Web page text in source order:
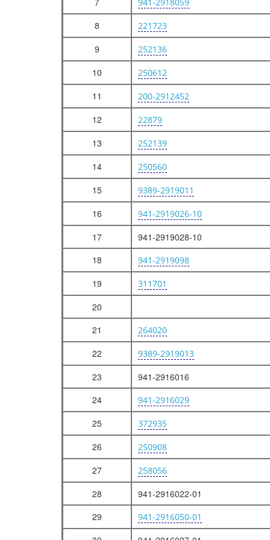
ПРИВОД СТОЯНОЧНОГО ТОРМОЗА
КАМЕРА ТОРМОЗНАЯ
ЭЛЕКТРООБОРУДОВАНИЕ
ЭЛЕКТРООБОРУДОВАНИЕ МАЗ-93802
ПЛАТФОРМА
УСТАНОВКА НАСТИЛА
УСТАНОВКА БОРТОВ И СТОЕК
УСТАНОВКА ДВЕРЕЙ, ЯЩИКОВ И УПОРОВ
УСТАНОВКА КАРКАСА И ТЕНТА
УСТАНОВКА БРЫЗГОВИКОВ
8
221723
9
252136
10
250612
11
200-2912452
12
22879
13
252139
14
250560
15
9389-2919011
16
941-2919026-10
17
941-2919028-10
18
941-2919098
19
311701
20
21
264020
22
9389-2919013
23
941-2916016
24
941-2916029
25
372935
26
250908
27
258056
28
941-2916022-01
29
941-2916050-01